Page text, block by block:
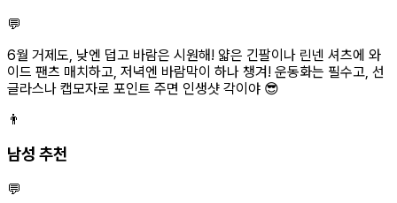
💬
6월 거제도, 낮엔 덥고 바람은 시원해! 얇은 긴팔이나 린넨 셔츠에 와
이드 팬츠 매치하고, 저녁엔 바람막이 하나 챙겨! 운동화는 필수고, 선
글라스나 캡모자로 포인트 주면 인생샷 각이야 😎
👨
남성 추천
💬